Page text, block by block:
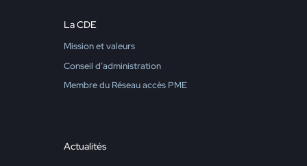
La CDE
Mission et valeurs
Conseil d’administration
Membre du Réseau accès PME
Actualités